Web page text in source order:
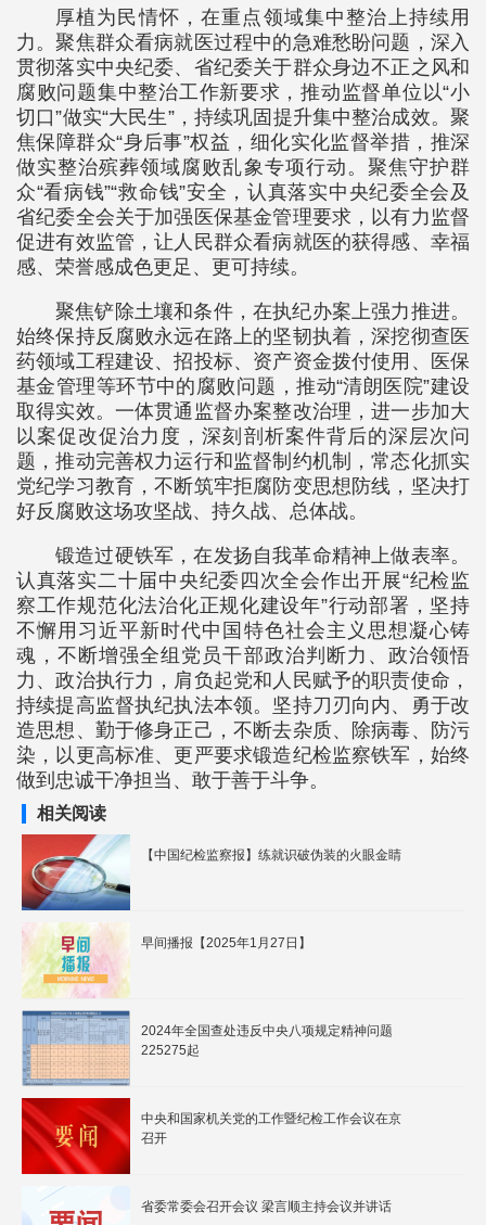
厚植为民情怀，在重点领域集中整治上持续用
力。聚焦群众看病就医过程中的急难愁盼问题，深入
贯彻落实中央纪委、省纪委关于群众身边不正之风和
腐败问题集中整治工作新要求，推动监督单位以“小
切口”做实“大民生”，持续巩固提升集中整治成效。聚
焦保障群众“身后事”权益，细化实化监督举措，推深
做实整治殡葬领域腐败乱象专项行动。聚焦守护群
众“看病钱”“救命钱”安全，认真落实中央纪委全会及
省纪委全会关于加强医保基金管理要求，以有力监督
促进有效监管，让人民群众看病就医的获得感、幸福
感、荣誉感成色更足、更可持续。
聚焦铲除土壤和条件，在执纪办案上强力推进。
始终保持反腐败永远在路上的坚韧执着，深挖彻查医
药领域工程建设、招投标、资产资金拨付使用、医保
基金管理等环节中的腐败问题，推动“清朗医院”建设
取得实效。一体贯通监督办案整改治理，进一步加大
以案促改促治力度，深刻剖析案件背后的深层次问
题，推动完善权力运行和监督制约机制，常态化抓实
党纪学习教育，不断筑牢拒腐防变思想防线，坚决打
好反腐败这场攻坚战、持久战、总体战。
锻造过硬铁军，在发扬自我革命精神上做表率。
认真落实二十届中央纪委四次全会作出开展“纪检监
察工作规范化法治化正规化建设年”行动部署，坚持
不懈用习近平新时代中国特色社会主义思想凝心铸
魂，不断增强全组党员干部政治判断力、政治领悟
力、政治执行力，肩负起党和人民赋予的职责使命，
持续提高监督执纪执法本领。坚持刀刃向内、勇于改
造思想、勤于修身正己，不断去杂质、除病毒、防污
染，以更高标准、更严要求锻造纪检监察铁军，始终
做到忠诚干净担当、敢于善于斗争。
相关阅读
【中国纪检监察报】练就识破伪装的火眼金睛
早间播报【2025年1月27日】
2024年全国查处违反中央八项规定精神问题
225275起
中央和国家机关党的工作暨纪检工作会议在京
召开
省委常委会召开会议 梁言顺主持会议并讲话